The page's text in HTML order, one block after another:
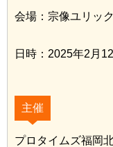
会場：宗像ユリッ
日時：2025年2月
主催
プロタイムズ福岡